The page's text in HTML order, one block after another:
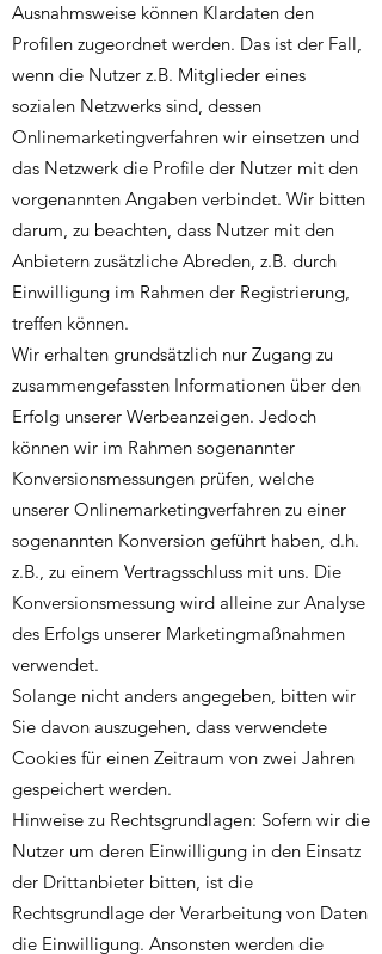
Ausnahmsweise können Klardaten den
Profilen zugeordnet werden. Das ist der Fall,
wenn die Nutzer z.B. Mitglieder eines
sozialen Netzwerks sind, dessen
Onlinemarketingverfahren wir einsetzen und
das Netzwerk die Profile der Nutzer mit den
vorgenannten Angaben verbindet. Wir bitten
darum, zu beachten, dass Nutzer mit den
Anbietern zusätzliche Abreden, z.B. durch
Einwilligung im Rahmen der Registrierung,
treffen können.
Wir erhalten grundsätzlich nur Zugang zu
zusammengefassten Informationen über den
Erfolg unserer Werbeanzeigen. Jedoch
können wir im Rahmen sogenannter
Konversionsmessungen prüfen, welche
unserer Onlinemarketingverfahren zu einer
sogenannten Konversion geführt haben, d.h.
z.B., zu einem Vertragsschluss mit uns. Die
Konversionsmessung wird alleine zur Analyse
des Erfolgs unserer Marketingmaßnahmen
verwendet.
Solange nicht anders angegeben, bitten wir
Sie davon auszugehen, dass verwendete
Cookies für einen Zeitraum von zwei Jahren
gespeichert werden.
Hinweise zu Rechtsgrundlagen: Sofern wir die
Nutzer um deren Einwilligung in den Einsatz
der Drittanbieter bitten, ist die
Rechtsgrundlage der Verarbeitung von Daten
die Einwilligung. Ansonsten werden die